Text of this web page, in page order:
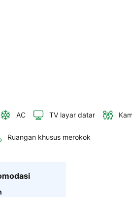
AC TV layar datar
Ruangan khusus merokok